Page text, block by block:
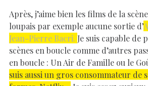
Après, j’aime bien les films de la
loupais par exemple aucune sortie d’
Jean-Pierre Bacri. Je suis capable de
scènes en boucle comme d’autres
en boucle : Un Air de Famille ou le
suis aussi un gros consommateur de